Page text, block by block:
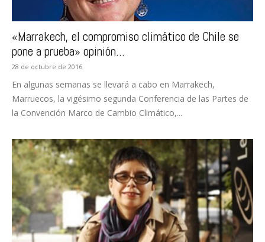
«Marrakech, el compromiso climático de Chile se
pone a prueba» opinión...
28 de octubre de 2016
En algunas semanas se llevará a cabo en Marrakech,
Marruecos, la vigésimo segunda Conferencia de las Partes de
la Convención Marco de Cambio Climático,...